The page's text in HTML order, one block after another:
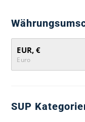
EUR, €
Euro
SUP